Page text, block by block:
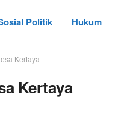
Politik Hukum
Kertaya
Kertaya